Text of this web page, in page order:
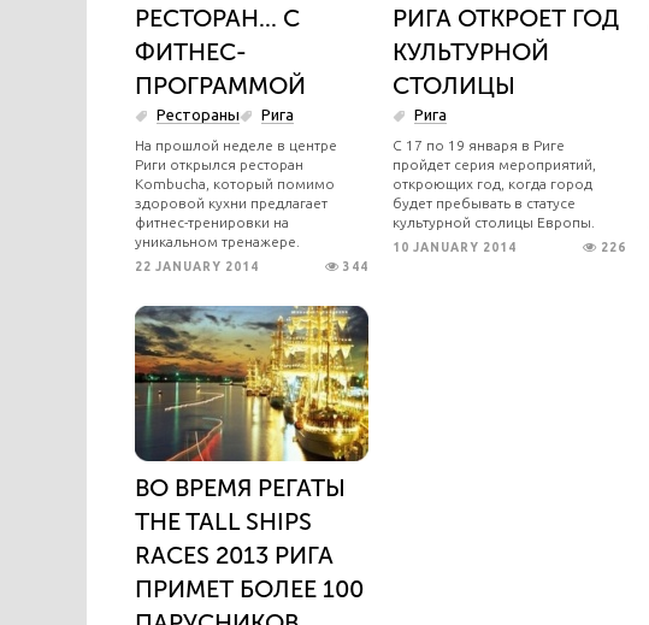
РЕСТОРАН... С
ФИТНЕС-
ПРОГРАММОЙ
Рестораны Рига
На прошлой неделе в центре
Риги открылся ресторан
Kombucha, который помимо
здоровой кухни предлагает
фитнес-тренировки на
уникальном тренажере.
22 JANUARY 2014 344
РИГА ОТКРОЕТ ГОД
КУЛЬТУРНОЙ
СТОЛИЦЫ
Рига
С 17 по 19 января в Риге
пройдет серия мероприятий,
откроющих год, когда город
будет пребывать в статусе
культурной столицы Европы.
10 JANUARY 2014 226
ВО ВРЕМЯ РЕГАТЫ
THE TALL SHIPS
RACES 2013 РИГА
ПРИМЕТ БОЛЕЕ 100